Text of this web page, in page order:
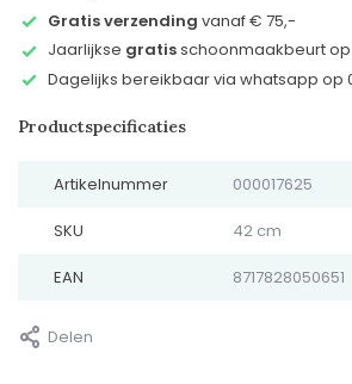
Gratis verzending vanaf € 75,-
Jaarlijkse gratisschoonmaakbeurt
Dagelijks bereikbaar via whatsapp op
Productspecificaties
Artikelnummer 000017625
SKU 42 cm
EAN 8717828050651
Delen